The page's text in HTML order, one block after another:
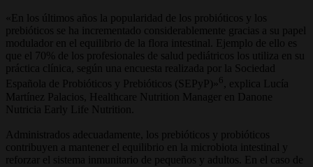
«En los últimos años la popularidad de los probióticos y los
prebióticos se ha incrementado considerablemente gracias a su papel
modulador en el equilibrio de la flora intestinal. Ejemplo de ello es
que el 70% de los profesionales de salud pediátricos los utiliza en su
práctica clínica, según una encuesta realizada por la Sociedad
Española de Probióticos y Prebióticos (SEPyP)»6 , explica Lucía
Martínez Palacios, Healthcare Nutrition Manager en Danone
Nutricia Early Life Nutrition.
Administrados adecuadamente, los prebióticos y probióticos
contribuyen a mantener el equilibrio en la microbiota intestinal y
reforzar el sistema inmunitario de pequeños y adultos. En el caso de